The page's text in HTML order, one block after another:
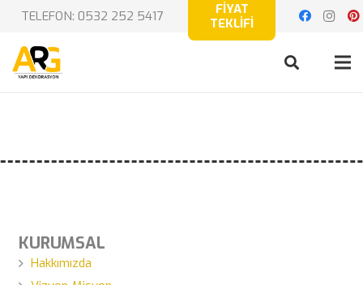
TELEFON: 0532 252 5417
FİYAT
TEKLİFİ
KURUMSAL
Hakkımızda